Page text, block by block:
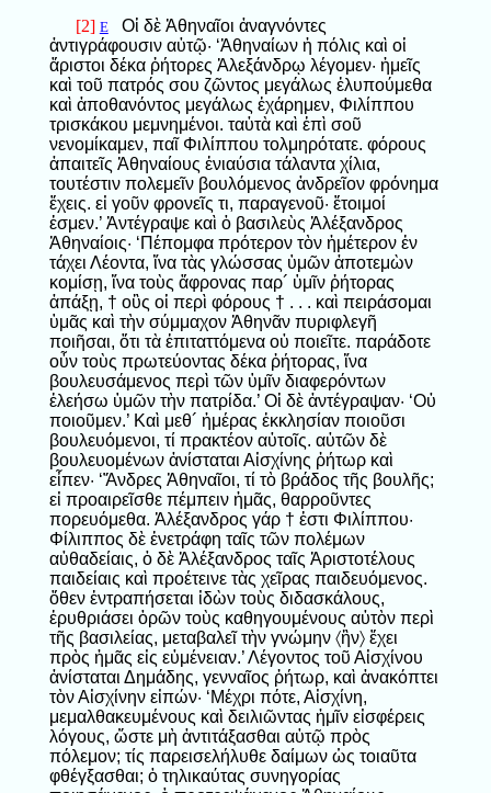
[2] E
Οἱ δὲ Ἀθηναῖοι ἀναγνόντες
ἀντιγράφουσιν αὐτῷ· ‘Ἀθηναίων ἡ πόλις καὶ οἱ
ἄριστοι δέκα ῥήτορες Ἀλεξάνδρῳ λέγομεν· ἡμεῖς
καὶ τοῦ πατρός σου ζῶντος μεγάλως ἐλυπούμεθα
καὶ ἀποθανόντος μεγάλως ἐχάρημεν, Φιλίππου
τρισκάκου μεμνημένοι. ταὐτὰ καὶ ἐπὶ σοῦ
νενομίκαμεν, παῖ Φιλίππου τολμηρότατε. φόρους
ἀπαιτεῖς Ἀθηναίους ἐνιαύσια τάλαντα χίλια,
τουτέστιν πολεμεῖν βουλόμενος ἀνδρεῖον φρόνημα
ἔχεις. εἰ γοῦν φρονεῖς τι, παραγενοῦ· ἕτοιμοί
ἐσμεν.’ Ἀντέγραψε καὶ ὁ βασιλεὺς Ἀλέξανδρος
Ἀθηναίοις· ‘Πέπομφα πρότερον τὸν ἡμέτερον ἐν
τάχει Λέοντα, ἵνα τὰς γλώσσας ὑμῶν ἀποτεμὼν
κομίσῃ, ἵνα τοὺς ἄφρονας παρ´ ὑμῖν ῥήτορας
ἀπάξῃ, † οὓς οἱ περὶ φόρους † . . . καὶ πειράσομαι
ὑμᾶς καὶ τὴν σύμμαχον Ἀθηνᾶν πυριφλεγῆ
ποιῆσαι, ὅτι τὰ ἐπιταττόμενα οὐ ποιεῖτε. παράδοτε
οὖν τοὺς πρωτεύοντας δέκα ῥήτορας, ἵνα
βουλευσάμενος περὶ τῶν ὑμῖν διαφερόντων
ἐλεήσω ὑμῶν τὴν πατρίδα.’ Οἱ δὲ ἀντέγραψαν· ‘Οὐ
ποιοῦμεν.’ Καὶ μεθ´ ἡμέρας ἐκκλησίαν ποιοῦσι
βουλευόμενοι, τί πρακτέον αὐτοῖς. αὐτῶν δὲ
βουλευομένων ἀνίσταται Αἰσχίνης ῥήτωρ καὶ
εἶπεν· ‘Ἄνδρες Ἀθηναῖοι, τί τὸ βράδος τῆς βουλῆς;
εἰ προαιρεῖσθε πέμπειν ἡμᾶς, θαρροῦντες
πορευόμεθα. Ἀλέξανδρος γάρ † ἐστι Φιλίππου·
Φίλιππος δὲ ἐνετράφη ταῖς τῶν πολέμων
αὐθαδείαις, ὁ δὲ Ἀλέξανδρος ταῖς Ἀριστοτέλους
παιδείαις καὶ προέτεινε τὰς χεῖρας παιδευόμενος.
ὅθεν ἐντραπήσεται ἰδὼν τοὺς διδασκάλους,
ἐρυθριάσει ὁρῶν τοὺς καθηγουμένους αὐτὸν περὶ
τῆς βασιλείας, μεταβαλεῖ τὴν γνώμην 〈ἣν〉 ἔχει
πρὸς ἡμᾶς εἰς εὐμένειαν.’ Λέγοντος τοῦ Αἰσχίνου
ἀνίσταται Δημάδης, γενναῖος ῥήτωρ, καὶ ἀνακόπτει
τὸν Αἰσχίνην εἰπών· ‘Μέχρι πότε, Αἰσχίνη,
μεμαλθακευμένους καὶ δειλιῶντας ἡμῖν εἰσφέρεις
λόγους, ὥστε μὴ ἀντιτάξασθαι αὐτῷ πρὸς
πόλεμον; τίς παρεισελήλυθε δαίμων ὡς τοιαῦτα
φθέγξασθαι; ὁ τηλικαύτας συνηγορίας